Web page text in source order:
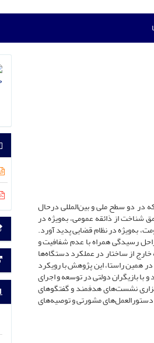
در دو سطح ملی و بین‌المللی در‌حال
شناخت از ذائقه عمومی، ‌‌به‌ویژه در
‌‌به‌ویژه در نظام قضایی پدید آورد.
رسیدگی همراه با عدم شفافیت و
از ساختار در عملکرد دستگاه‌ها
همین راستا، ‌‌این پژوهش با رویکرد
بازیگران دولتی در توسعه و اجرای
نشست‌های هدفمند و گفتگوهای
مشورتی و توصیه‌های